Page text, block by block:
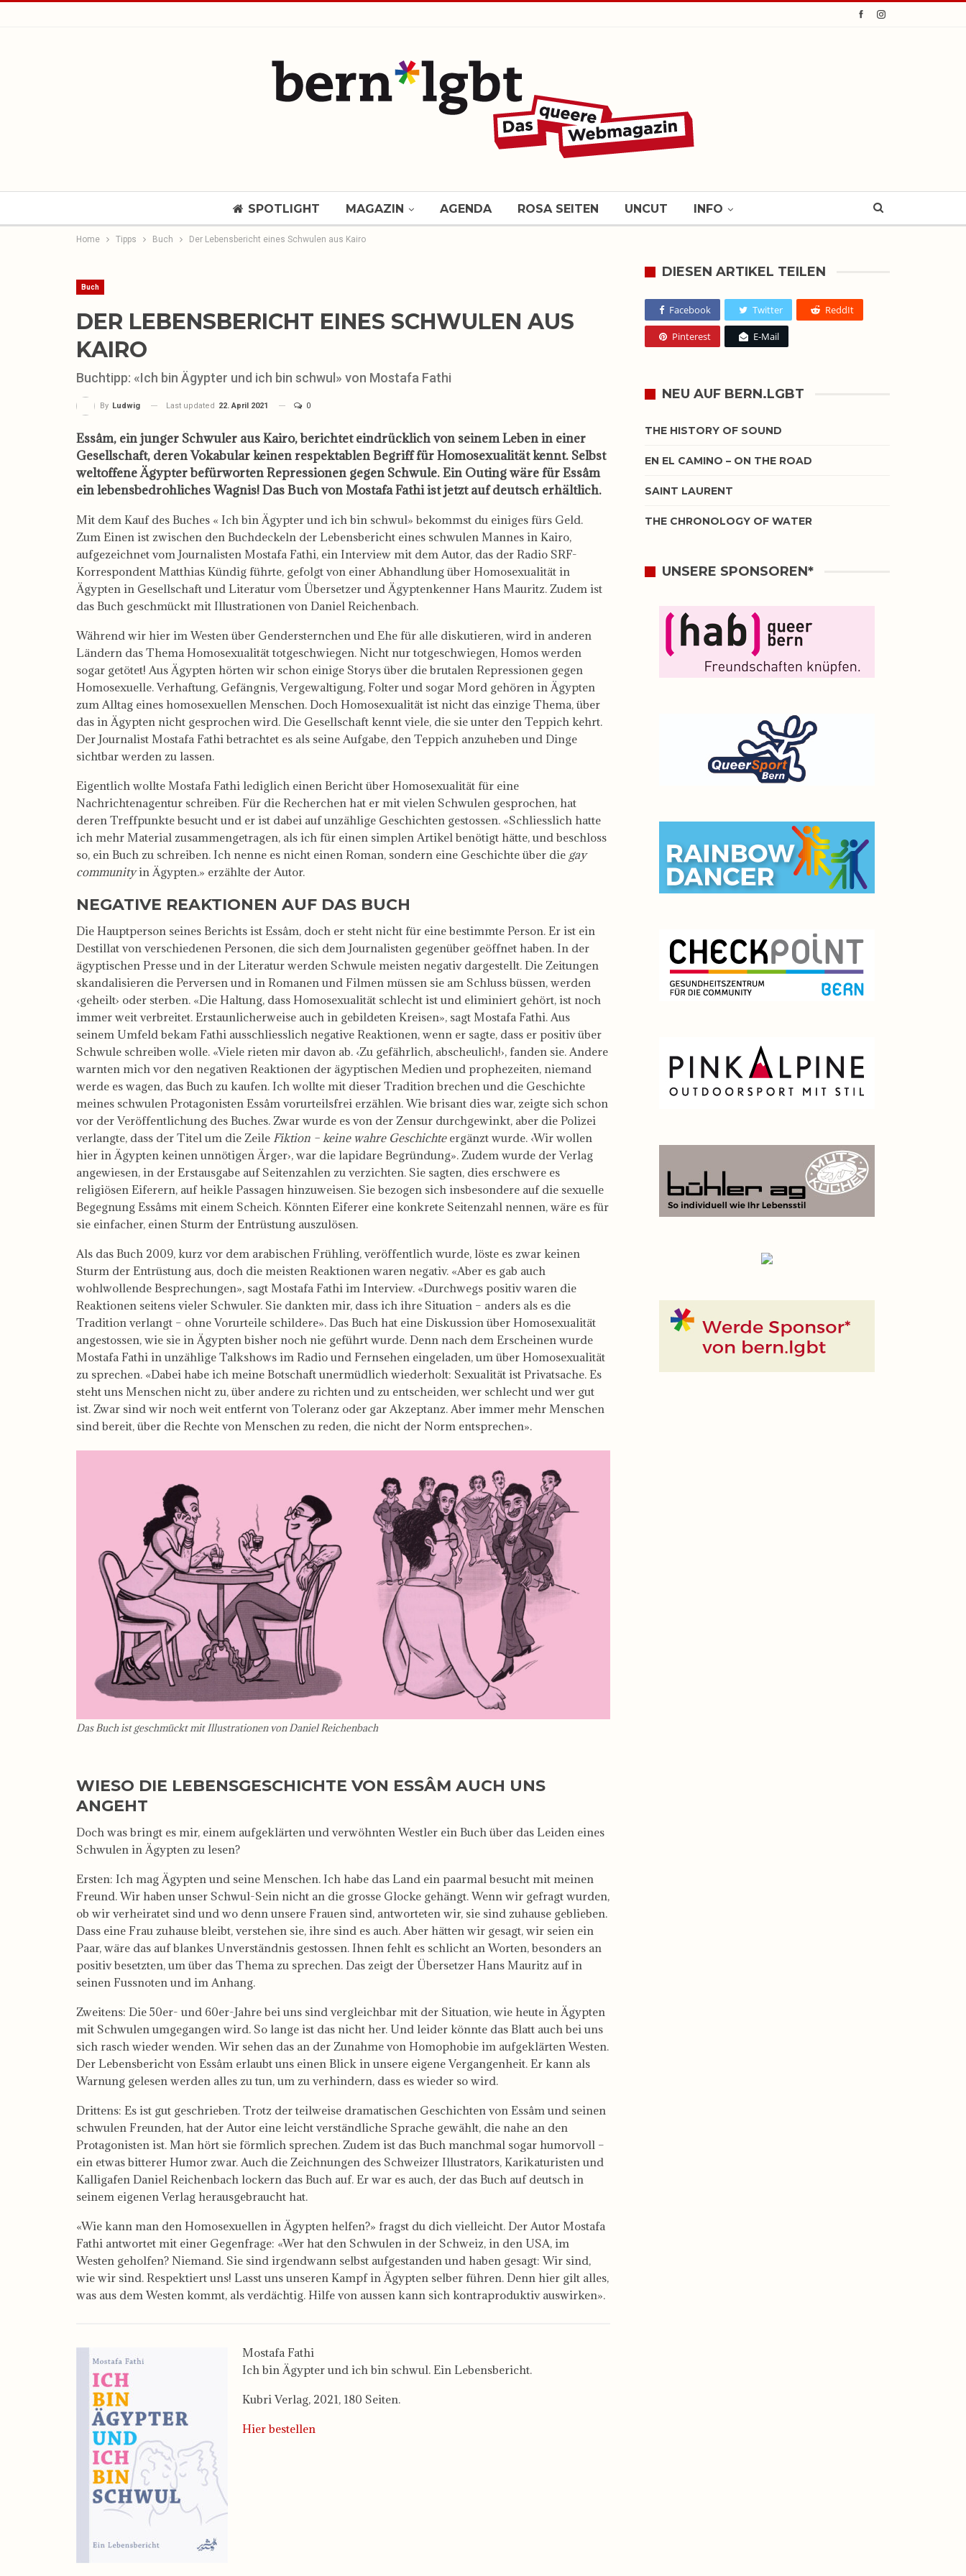
SPOTLIGHT MAGAZIN AGENDA ROSA SEITEN UNCUT INFO
Home Tipps Buch Der Lebensbericht eines Schwulen aus Kairo
Buch
DER LEBENSBERICHT EINES SCHWULEN AUS
KAIRO
Buchtipp: «Ich bin Ägypter und ich bin schwul» von Mostafa Fathi
By Ludwig Last updated 22. April 2021 0
Essâm, ein junger Schwuler aus Kairo, berichtet eindrücklich von seinem Leben in einer
Gesellschaft, deren Vokabular keinen respektablen Begriff für Homosexualität kennt. Selbst
weltoffene Ägypter befürworten Repressionen gegen Schwule. Ein Outing wäre für Essâm
ein lebensbedrohliches Wagnis! Das Buch von Mostafa Fathi ist jetzt auf deutsch erhältlich.
Mit dem Kauf des Buches « Ich bin Ägypter und ich bin schwul» bekommst du einiges fürs Geld.
Zum Einen ist zwischen den Buchdeckeln der Lebensbericht eines schwulen Mannes in Kairo,
aufgezeichnet vom Journalisten Mostafa Fathi, ein Interview mit dem Autor, das der Radio SRF-
Korrespondent Matthias Kündig führte, gefolgt von einer Abhandlung über Homosexualität in
Ägypten in Gesellschaft und Literatur vom Übersetzer und Ägyptenkenner Hans Mauritz. Zudem ist
das Buch geschmückt mit Illustrationen von Daniel Reichenbach.
Während wir hier im Westen über Gendersternchen und Ehe für alle diskutieren, wird in anderen
Ländern das Thema Homosexualität totgeschwiegen. Nicht nur totgeschwiegen, Homos werden
sogar getötet! Aus Ägypten hörten wir schon einige Storys über die brutalen Repressionen gegen
Homosexuelle. Verhaftung, Gefängnis, Vergewaltigung, Folter und sogar Mord gehören in Ägypten
zum Alltag eines homosexuellen Menschen. Doch Homosexualität ist nicht das einzige Thema, über
das in Ägypten nicht gesprochen wird. Die Gesellschaft kennt viele, die sie unter den Teppich kehrt.
Der Journalist Mostafa Fathi betrachtet es als seine Aufgabe, den Teppich anzuheben und Dinge
sichtbar werden zu lassen.
Eigentlich wollte Mostafa Fathi lediglich einen Bericht über Homosexualität für eine
Nachrichtenagentur schreiben. Für die Recherchen hat er mit vielen Schwulen gesprochen, hat
deren Treffpunkte besucht und er ist dabei auf unzählige Geschichten gestossen. «Schliesslich hatte
ich mehr Material zusammengetragen, als ich für einen simplen Artikel benötigt hätte, und beschloss
so, ein Buch zu schreiben. Ich nenne es nicht einen Roman, sondern eine Geschichte über die gay
communityin Ägypten.» erzählte der Autor.
NEGATIVE REAKTIONEN AUF DAS BUCH
Die Hauptperson seines Berichts ist Essâm, doch er steht nicht für eine bestimmte Person. Er ist ein
Destillat von verschiedenen Personen, die sich dem Journalisten gegenüber geöffnet haben. In der
ägyptischen Presse und in der Literatur werden Schwule meisten negativ dargestellt. Die Zeitungen
skandalisieren die Perversen und in Romanen und Filmen müssen sie am Schluss büssen, werden
‹geheilt› oder sterben. «Die Haltung, dass Homosexualität schlecht ist und eliminiert gehört, ist noch
immer weit verbreitet. Erstaunlicherweise auch in gebildeten Kreisen», sagt Mostafa Fathi. Aus
seinem Umfeld bekam Fathi ausschliesslich negative Reaktionen, wenn er sagte, dass er positiv über
Schwule schreiben wolle. «Viele rieten mir davon ab. ‹Zu gefährlich, abscheulich!›, fanden sie. Andere
warnten mich vor den negativen Reaktionen der ägyptischen Medien und prophezeiten, niemand
werde es wagen, das Buch zu kaufen. Ich wollte mit dieser Tradition brechen und die Geschichte
meines schwulen Protagonisten Essâm vorurteilsfrei erzählen. Wie brisant dies war, zeigte sich schon
vor der Veröffentlichung des Buches. Zwar wurde es von der Zensur durchgewinkt, aber die Polizei
verlangte, dass der Titel um die Zeile Fiktion – keine wahre Geschichte ergänzt wurde. ‹Wir wollen
hier in Ägypten keinen unnötigen Ärger›, war die lapidare Begründung». Zudem wurde der Verlag
angewiesen, in der Erstausgabe auf Seitenzahlen zu verzichten. Sie sagten, dies erschwere es
religiösen Eiferern, auf heikle Passagen hinzuweisen. Sie bezogen sich insbesondere auf die sexuelle
Begegnung Essâms mit einem Scheich. Könnten Eiferer eine konkrete Seitenzahl nennen, wäre es für
sie einfacher, einen Sturm der Entrüstung auszulösen.
Als das Buch 2009, kurz vor dem arabischen Frühling, veröffentlich wurde, löste es zwar keinen
Sturm der Entrüstung aus, doch die meisten Reaktionen waren negativ. «Aber es gab auch
wohlwollende Besprechungen», sagt Mostafa Fathi im Interview. «Durchwegs positiv waren die
Reaktionen seitens vieler Schwuler. Sie dankten mir, dass ich ihre Situation – anders als es die
Tradition verlangt – ohne Vorurteile schildere». Das Buch hat eine Diskussion über Homosexualität
angestossen, wie sie in Ägypten bisher noch nie geführt wurde. Denn nach dem Erscheinen wurde
Mostafa Fathi in unzählige Talkshows im Radio und Fernsehen eingeladen, um über Homosexualität
zu sprechen. «Dabei habe ich meine Botschaft unermüdlich wiederholt: Sexualität ist Privatsache. Es
steht uns Menschen nicht zu, über andere zu richten und zu entscheiden, wer schlecht und wer gut
ist. Zwar sind wir noch weit entfernt von Toleranz oder gar Akzeptanz. Aber immer mehr Menschen
sind bereit, über die Rechte von Menschen zu reden, die nicht der Norm entsprechen».
Das Buch ist geschmückt mit Illustrationen von Daniel Reichenbach
WIESO DIE LEBENSGESCHICHTE VON ESSÂM AUCH UNS
ANGEHT
Doch was bringt es mir, einem aufgeklärten und verwöhnten Westler ein Buch über das Leiden eines
Schwulen in Ägypten zu lesen?
Ersten: Ich mag Ägypten und seine Menschen. Ich habe das Land ein paarmal besucht mit meinen
Freund. Wir haben unser Schwul-Sein nicht an die grosse Glocke gehängt. Wenn wir gefragt wurden,
ob wir verheiratet sind und wo denn unsere Frauen sind, antworteten wir, sie sind zuhause geblieben.
Dass eine Frau zuhause bleibt, verstehen sie, ihre sind es auch. Aber hätten wir gesagt, wir seien ein
Paar, wäre das auf blankes Unverständnis gestossen. Ihnen fehlt es schlicht an Worten, besonders an
positiv besetzten, um über das Thema zu sprechen. Das zeigt der Übersetzer Hans Mauritz auf in
seinen Fussnoten und im Anhang.
Zweitens: Die 50er- und 60er-Jahre bei uns sind vergleichbar mit der Situation, wie heute in Ägypten
mit Schwulen umgegangen wird. So lange ist das nicht her. Und leider könnte das Blatt auch bei uns
sich rasch wieder wenden. Wir sehen das an der Zunahme von Homophobie im aufgeklärten Westen.
Der Lebensbericht von Essâm erlaubt uns einen Blick in unsere eigene Vergangenheit. Er kann als
Warnung gelesen werden alles zu tun, um zu verhindern, dass es wieder so wird.
Drittens: Es ist gut geschrieben. Trotz der teilweise dramatischen Geschichten von Essâm und seinen
schwulen Freunden, hat der Autor eine leicht verständliche Sprache gewählt, die nahe an den
Protagonisten ist. Man hört sie förmlich sprechen. Zudem ist das Buch manchmal sogar humorvoll –
ein etwas bitterer Humor zwar. Auch die Zeichnungen des Schweizer Illustrators, Karikaturisten und
Kalligafen Daniel Reichenbach lockern das Buch auf. Er war es auch, der das Buch auf deutsch in
seinem eigenen Verlag herausgebraucht hat.
«Wie kann man den Homosexuellen in Ägypten helfen?» fragst du dich vielleicht. Der Autor Mostafa
Fathi antwortet mit einer Gegenfrage: «Wer hat den Schwulen in der Schweiz, in den USA, im
Westen geholfen? Niemand. Sie sind irgendwann selbst aufgestanden und haben gesagt: Wir sind,
wie wir sind. Respektiert uns! Lasst uns unseren Kampf in Ägypten selber führen. Denn hier gilt alles,
was aus dem Westen kommt, als verdächtig. Hilfe von aussen kann sich kontraproduktiv auswirken».
Mostafa Fathi
Ich bin Ägypter und ich bin schwul. Ein Lebensbericht.
Kubri Verlag, 2021, 180 Seiten.
Hier bestellen
DIESEN ARTIKEL TEILEN
Facebook Twitter ReddIt
Pinterest E-Mail
NEU AUF BERN.LGBT
THE HISTORY OF SOUND
EN EL CAMINO – ON THE ROAD
SAINT LAURENT
THE CHRONOLOGY OF WATER
UNSERE SPONSOREN*